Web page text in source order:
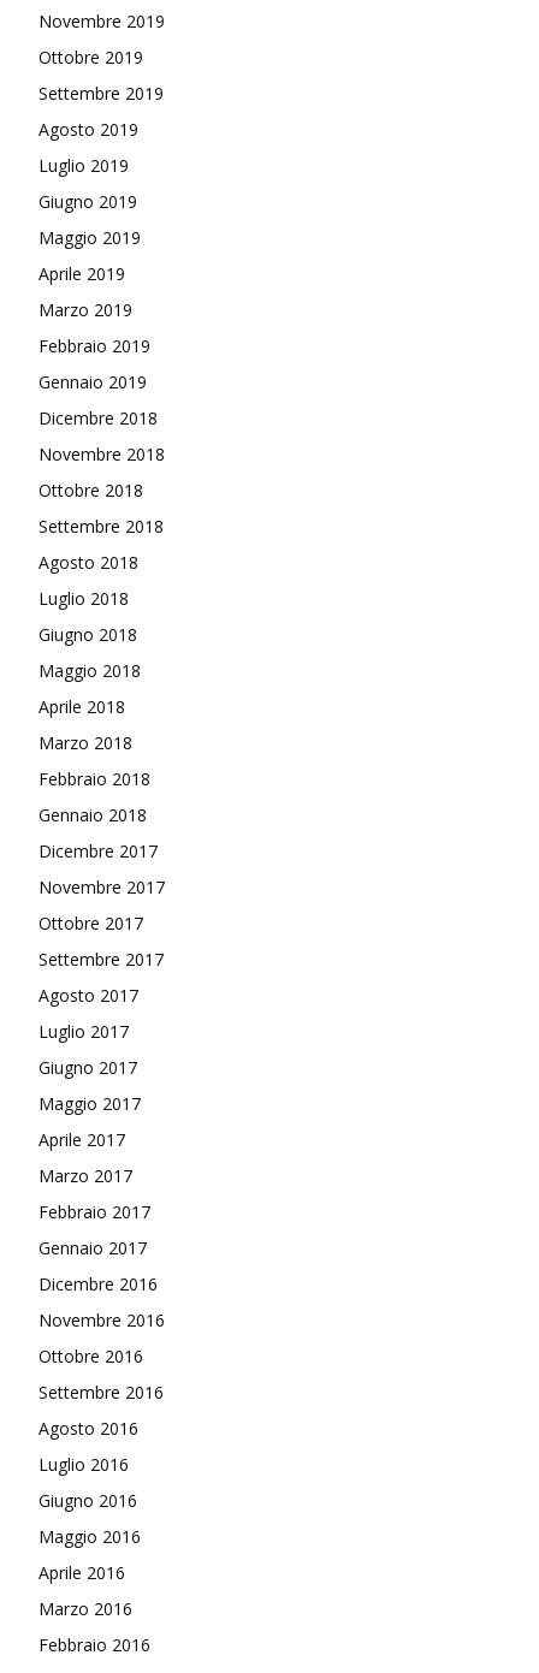
Novembre 2019
Ottobre 2019
Settembre 2019
Agosto 2019
Luglio 2019
Giugno 2019
Maggio 2019
Aprile 2019
Marzo 2019
Febbraio 2019
Gennaio 2019
Dicembre 2018
Novembre 2018
Ottobre 2018
Settembre 2018
Agosto 2018
Luglio 2018
Giugno 2018
Maggio 2018
Aprile 2018
Marzo 2018
Febbraio 2018
Gennaio 2018
Dicembre 2017
Novembre 2017
Ottobre 2017
Settembre 2017
Agosto 2017
Luglio 2017
Giugno 2017
Maggio 2017
Aprile 2017
Marzo 2017
Febbraio 2017
Gennaio 2017
Dicembre 2016
Novembre 2016
Ottobre 2016
Settembre 2016
Agosto 2016
Luglio 2016
Giugno 2016
Maggio 2016
Aprile 2016
Marzo 2016
Febbraio 2016